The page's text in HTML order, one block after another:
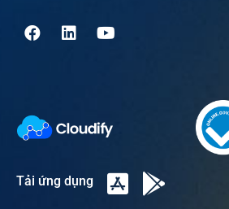
Tải ứng dụng